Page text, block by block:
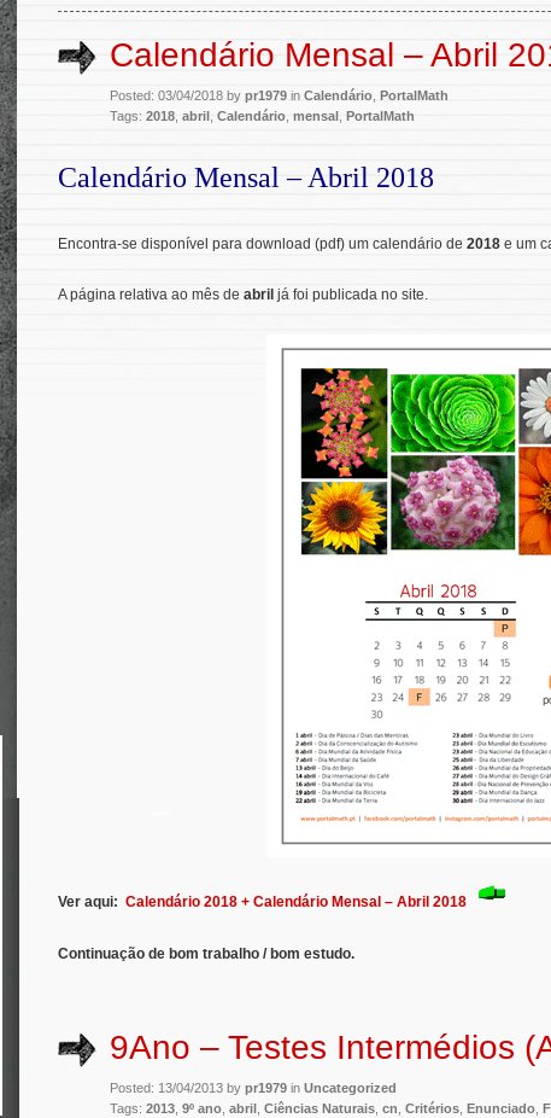
Calendário Mensal – Abril
Posted: 03/04/2018 by pr1979 in Calendário PortalMath
Tags: 2018 abril Calendário mensal PortalMath
Calendário Mensal – Abril 2018
Encontra-se disponível para download (pdf) um calendário de 2018 e um
A página relativa ao mês de abril já foi publicada no site.
Ver aqui: Calendário 2018 + Calendário Mensal – Abril 2018
Continuação de bom trabalho / bom estudo.
9Ano – Testes Intermédios
Posted: 13/04/2013 by pr1979 in Uncategorized
Tags: 2013 9º ano abril Ciências Naturais cn Critérios Enunciado